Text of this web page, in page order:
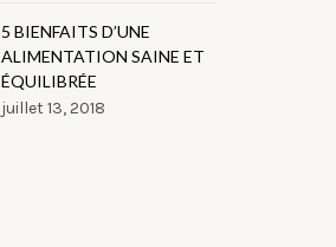
5 BIENFAITS D’UNE
ALIMENTATION SAINE ET
ÉQUILIBRÉE
juillet 13, 2018